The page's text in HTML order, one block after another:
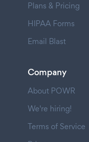
Plans & Pricing
HIPAA Forms
Email Blast
Company
About POWR
We're hiring!
Terms of Service